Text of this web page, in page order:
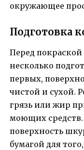
окружающее
Подготовка
Перед
несколько
первых,
чистой и сухой.
грязь или жир
моющих средств.
поверхность
бумагой для